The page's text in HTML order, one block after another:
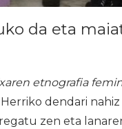
da eta
etnografia
dendari nahiz
zen eta